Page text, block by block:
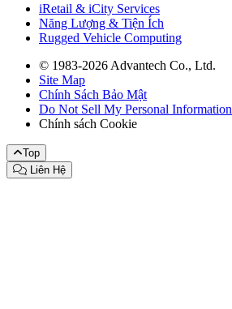
iRetail & iCity Services
Năng Lượng & Tiện Ích
Rugged Vehicle Computing
© 1983-2026 Advantech Co., Ltd.
Site Map
Chính Sách Bảo Mật
Do Not Sell My Personal Information
Chính sách Cookie
Top
Liên Hệ